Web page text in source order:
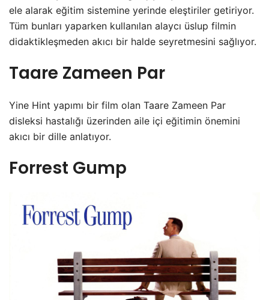
ele alarak eğitim sistemine yerinde eleştiriler getiriyor.
Tüm bunları yaparken kullanılan alaycı üslup filmin
didaktikleşmeden akıcı bir halde seyretmesini sağlıyor.
Taare Zameen Par
Yine Hint yapımı bir film olan Taare Zameen Par
disleksi hastalığı üzerinden aile içi eğitimin önemini
akıcı bir dille anlatıyor.
Forrest Gump